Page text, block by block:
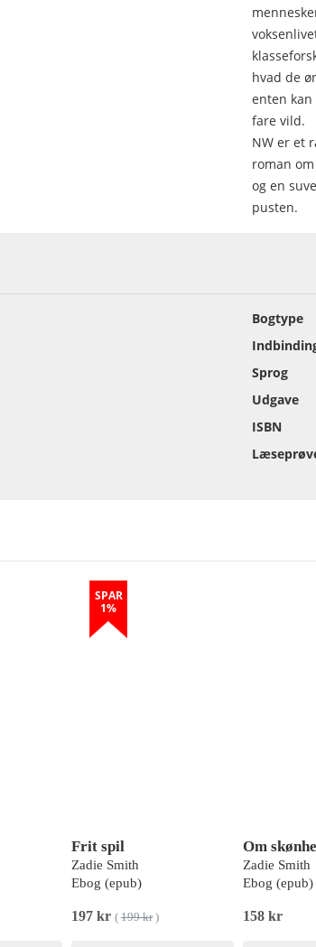
hvad de
enten
fare vild.
NW er et
roman
og en
pusten.
Bogtype
Sprog
Udgave
ISBN
SPAR
1%
Frit spil
Zadie Smith
Ebog (epub)
197 kr ( 199 kr)
Om
Zadie Smith
Ebog (epub)
158 kr